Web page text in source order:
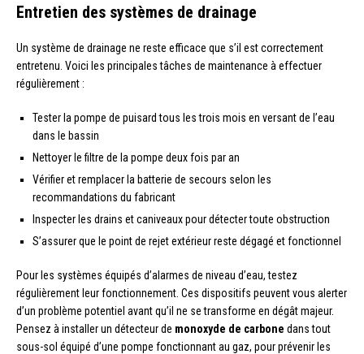
Entretien des systèmes de drainage
Un système de drainage ne reste efficace que s’il est correctement
entretenu. Voici les principales tâches de maintenance à effectuer
régulièrement :
Tester la pompe de puisard tous les trois mois en versant de l’eau
dans le bassin
Nettoyer le filtre de la pompe deux fois par an
Vérifier et remplacer la batterie de secours selon les
recommandations du fabricant
Inspecter les drains et caniveaux pour détecter toute obstruction
S’assurer que le point de rejet extérieur reste dégagé et fonctionnel
Pour les systèmes équipés d’alarmes de niveau d’eau, testez
régulièrement leur fonctionnement. Ces dispositifs peuvent vous alerter
d’un problème potentiel avant qu’il ne se transforme en dégât majeur.
Pensez à installer un détecteur de monoxyde de carbone dans tout
sous-sol équipé d’une pompe fonctionnant au gaz, pour prévenir les